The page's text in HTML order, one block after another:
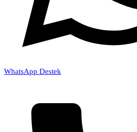
WhatsApp Destek